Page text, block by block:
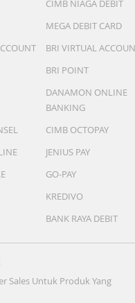
CIMB NIAGA DEBIT
MEGA DEBIT CARD
BRI VIRTUAL
BRI POINT
DANAMON ONLINE
BANKING
CIMB OCTOPAY
JENIUS PAY
GO-PAY
KREDIVO
BANK RAYA DEBIT
Sales Untuk Produk Yang